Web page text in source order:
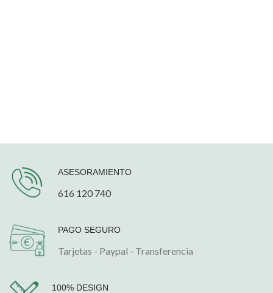
ASESORAMIENTO
616 120 740
PAGO SEGURO
Tarjetas - Paypal - Transferencia
100% DESIGN